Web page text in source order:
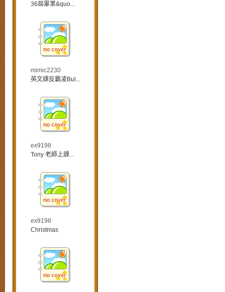
36屆畢業&quo...
mimic2230
英文課反霸凌Bul...
ex9198
Tony 老師上課...
ex9198
Christmas